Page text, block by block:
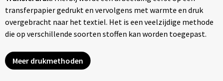
transferpapier gedrukt en vervolgens met warmte en druk
overgebracht naar het textiel. Het is een veelzijdige methode
die op verschillende soorten stoffen kan worden toegepast.
Meer drukmethoden